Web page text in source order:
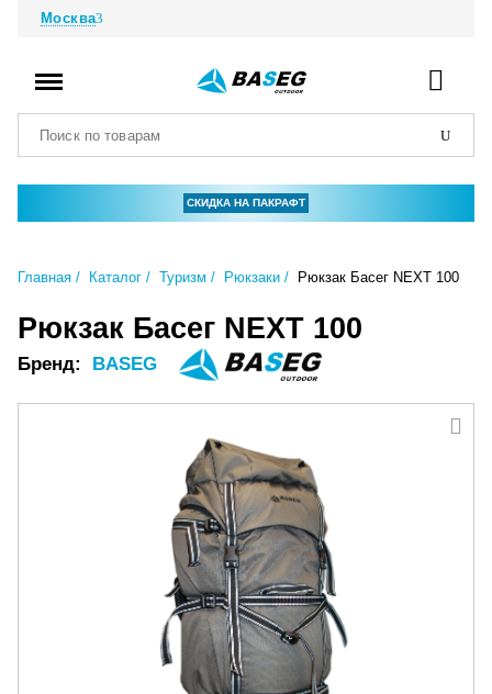
Москва
СКИДКА НА ПАКРАФТ
Главная Каталог Туризм Рюкзаки Рюкзак Басег NEXT 100
Рюкзак Басег NEXT 100
Бренд: BASEG